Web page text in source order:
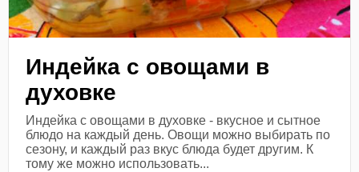
Индейка с овощами в
духовке
Индейка с овощами в духовке - вкусное и сытное
блюдо на каждый день. Овощи можно выбирать по
сезону, и каждый раз вкус блюда будет другим. К
тому же можно использовать...